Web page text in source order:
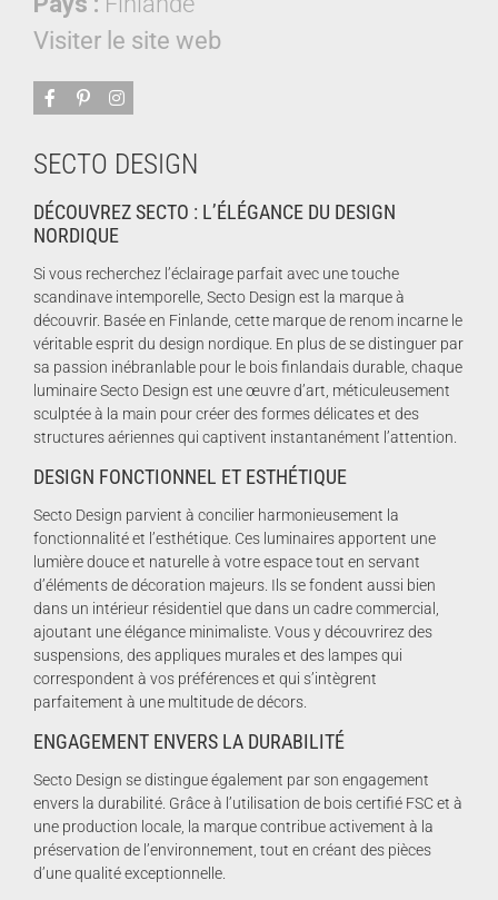
Visiter le site web
SECTO DESIGN
DÉCOUVREZ SECTO : L’ÉLÉGANCE DU DESIGN
NORDIQUE
Si vous recherchez l’éclairage parfait avec une touche
scandinave intemporelle, Secto Design est la marque à
découvrir. Basée en Finlande, cette marque de renom incarne le
véritable esprit du design nordique. En plus de se distinguer par
sa passion inébranlable pour le bois finlandais durable, chaque
luminaire Secto Design est une œuvre d’art, méticuleusement
sculptée à la main pour créer des formes délicates et des
structures aériennes qui captivent instantanément l’attention.
DESIGN FONCTIONNEL ET ESTHÉTIQUE
Secto Design parvient à concilier harmonieusement la
fonctionnalité et l’esthétique. Ces luminaires apportent une
lumière douce et naturelle à votre espace tout en servant
d’éléments de décoration majeurs. Ils se fondent aussi bien
dans un intérieur résidentiel que dans un cadre commercial,
ajoutant une élégance minimaliste. Vous y découvrirez des
suspensions, des appliques murales et des lampes qui
correspondent à vos préférences et qui s’intègrent
parfaitement à une multitude de décors.
ENGAGEMENT ENVERS LA DURABILITÉ
Secto Design se distingue également par son engagement
envers la durabilité. Grâce à l’utilisation de bois certifié FSC et à
une production locale, la marque contribue activement à la
préservation de l’environnement, tout en créant des pièces
d’une qualité exceptionnelle.